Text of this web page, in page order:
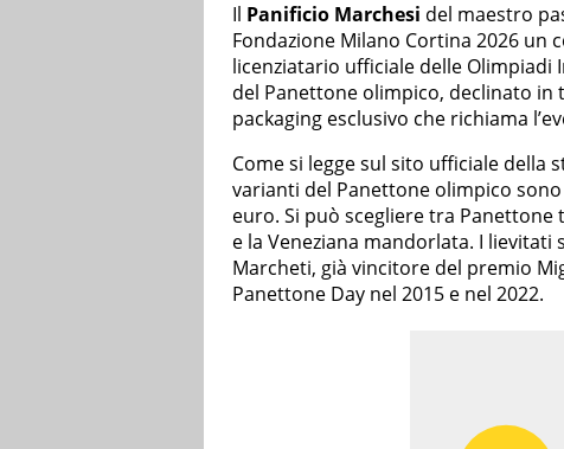
Il Panificio Marchesi del maestro
Fondazione Milano Cortina 2026 un
licenziatario ufficiale delle Olimpiadi
del Panettone olimpico, declinato
packaging esclusivo che richiama
Come si legge sul sito ufficiale della
varianti del Panettone olimpico
euro. Si può scegliere tra
e la Veneziana mandorlata. I
Marcheti, già vincitore del premio
Panettone Day nel 2015 e nel 2022.